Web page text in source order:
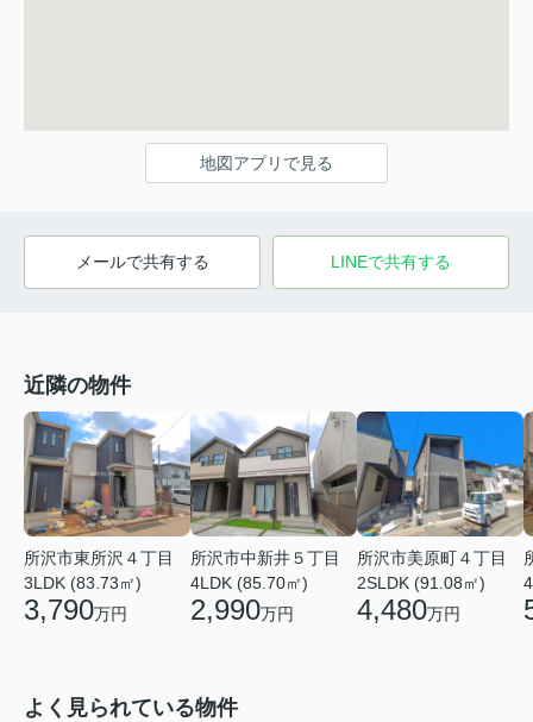
地図アプリで見る
メールで共有する LINEで共有する
近隣の物件
所沢市東所沢４丁目
3LDK (83.73㎡)
3,790万円
所沢市中新井５丁目
4LDK (85.70㎡)
2,990万円
所沢市美原町４丁目
2SLDK (91.08㎡)
4,480万円
よく見られている物件